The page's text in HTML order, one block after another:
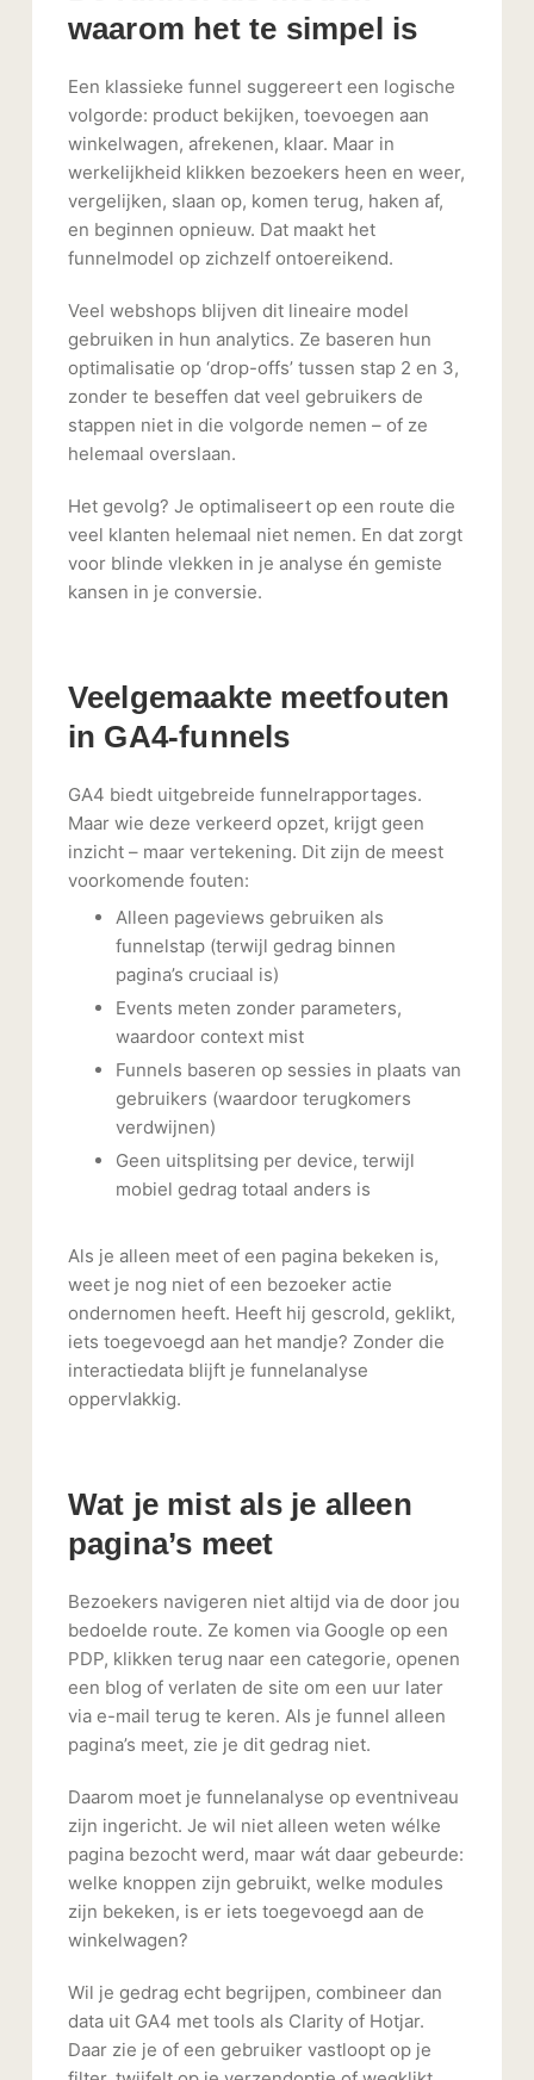
waarom het te simpel is
Een klassieke funnel suggereert een logische
volgorde: product bekijken, toevoegen aan
winkelwagen, afrekenen, klaar. Maar in
werkelijkheid klikken bezoekers heen en weer,
vergelijken, slaan op, komen terug, haken af,
en beginnen opnieuw. Dat maakt het
funnelmodel op zichzelf ontoereikend.
Veel webshops blijven dit lineaire model
gebruiken in hun analytics. Ze baseren hun
optimalisatie op ‘drop-offs’ tussen stap 2 en 3,
zonder te beseffen dat veel gebruikers de
stappen niet in die volgorde nemen – of ze
helemaal overslaan.
Het gevolg? Je optimaliseert op een route die
veel klanten helemaal niet nemen. En dat zorgt
voor blinde vlekken in je analyse én gemiste
kansen in je conversie.
Veelgemaakte meetfouten
in GA4-funnels
GA4 biedt uitgebreide funnelrapportages.
Maar wie deze verkeerd opzet, krijgt geen
inzicht – maar vertekening. Dit zijn de meest
voorkomende fouten:
Alleen pageviews gebruiken als
funnelstap (terwijl gedrag binnen
pagina’s cruciaal is)
Events meten zonder parameters,
waardoor context mist
Funnels baseren op sessies in plaats van
gebruikers (waardoor terugkomers
verdwijnen)
Geen uitsplitsing per device, terwijl
mobiel gedrag totaal anders is
Als je alleen meet of een pagina bekeken is,
weet je nog niet of een bezoeker actie
ondernomen heeft. Heeft hij gescrold, geklikt,
iets toegevoegd aan het mandje? Zonder die
interactiedata blijft je funnelanalyse
oppervlakkig.
Wat je mist als je alleen
pagina’s meet
Bezoekers navigeren niet altijd via de door jou
bedoelde route. Ze komen via Google op een
PDP, klikken terug naar een categorie, openen
een blog of verlaten de site om een uur later
via e-mail terug te keren. Als je funnel alleen
pagina’s meet, zie je dit gedrag niet.
Daarom moet je funnelanalyse op eventniveau
zijn ingericht. Je wil niet alleen weten wélke
pagina bezocht werd, maar wát daar gebeurde:
welke knoppen zijn gebruikt, welke modules
zijn bekeken, is er iets toegevoegd aan de
winkelwagen?
Wil je gedrag echt begrijpen, combineer dan
data uit GA4 met tools als Clarity of Hotjar.
Daar zie je of een gebruiker vastloopt op je